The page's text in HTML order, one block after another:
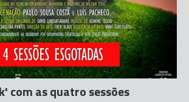
com as quatro sessões